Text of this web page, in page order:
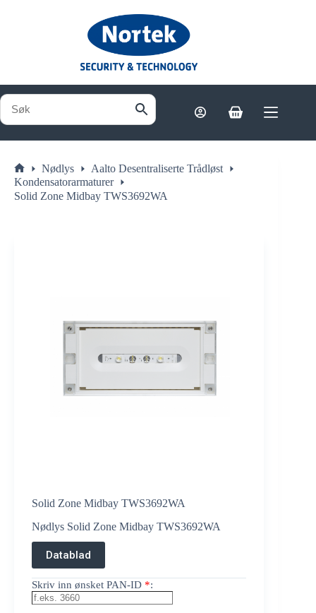
Handlekurv
Hjem
Nødlys
Aalto Desentraliserte Trådløst
Kondensatorarmaturer
Solid Zone Midbay TWS3692WA
Solid Zone Midbay TWS3692WA
Nødlys Solid Zone Midbay TWS3692WA
Datablad
Skriv inn ønsket PAN-ID *: